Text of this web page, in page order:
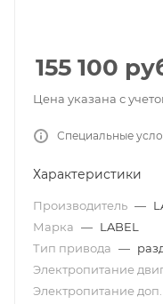
155 100
Цена указана с
Специальные
Характеристики
Производитель —
Марка — LABEL
Тип привода —
Электропитание
Электропитание доп.